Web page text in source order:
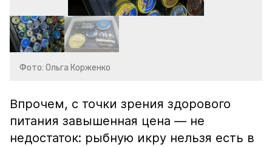
Фото: Ольга Корженко
Впрочем, с точки зрения здорового
питания завышенная цена — не
недостаток: рыбную икру нельзя есть в